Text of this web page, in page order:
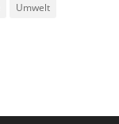
Umwelt